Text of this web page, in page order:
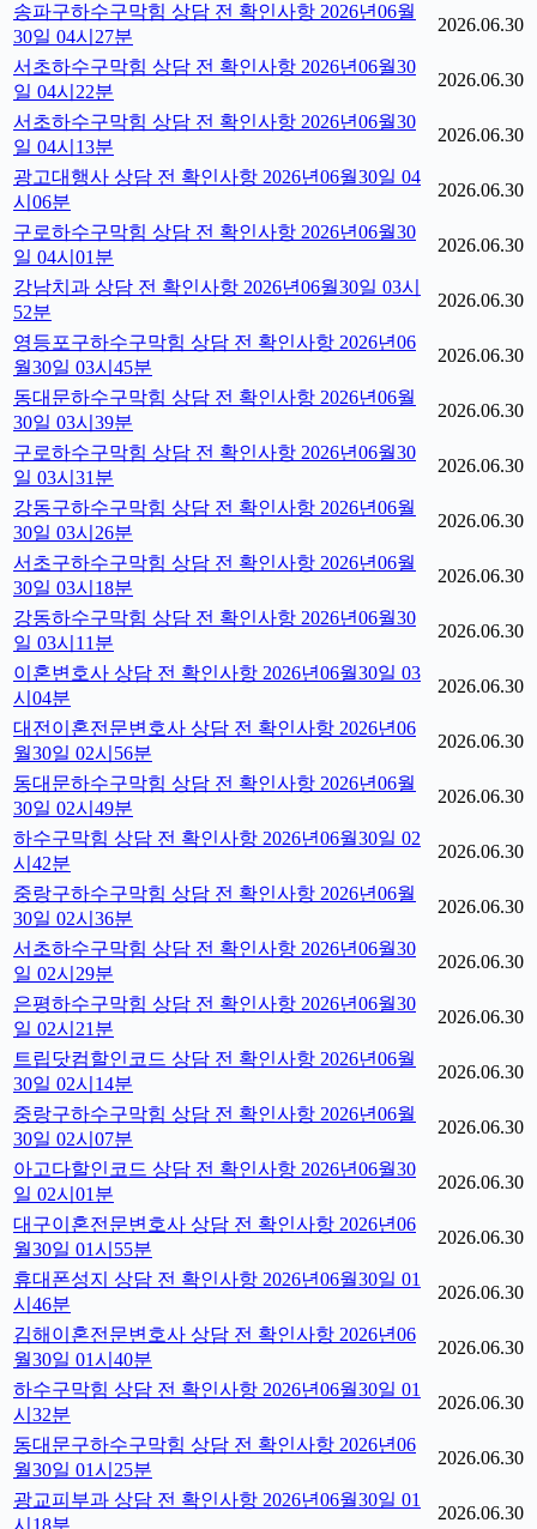
송파구하수구막힘 상담 전 확인사항 2026년06월
30일 04시27분
2026.06.30
서초하수구막힘 상담 전 확인사항 2026년06월30
일 04시22분
2026.06.30
서초하수구막힘 상담 전 확인사항 2026년06월30
일 04시13분
2026.06.30
광고대행사 상담 전 확인사항 2026년06월30일 04
시06분
2026.06.30
구로하수구막힘 상담 전 확인사항 2026년06월30
일 04시01분
2026.06.30
강남치과 상담 전 확인사항 2026년06월30일 03시
52분
2026.06.30
영등포구하수구막힘 상담 전 확인사항 2026년06
월30일 03시45분
2026.06.30
동대문하수구막힘 상담 전 확인사항 2026년06월
30일 03시39분
2026.06.30
구로하수구막힘 상담 전 확인사항 2026년06월30
일 03시31분
2026.06.30
강동구하수구막힘 상담 전 확인사항 2026년06월
30일 03시26분
2026.06.30
서초구하수구막힘 상담 전 확인사항 2026년06월
30일 03시18분
2026.06.30
강동하수구막힘 상담 전 확인사항 2026년06월30
일 03시11분
2026.06.30
이혼변호사 상담 전 확인사항 2026년06월30일 03
시04분
2026.06.30
대전이혼전문변호사 상담 전 확인사항 2026년06
월30일 02시56분
2026.06.30
동대문하수구막힘 상담 전 확인사항 2026년06월
30일 02시49분
2026.06.30
하수구막힘 상담 전 확인사항 2026년06월30일 02
시42분
2026.06.30
중랑구하수구막힘 상담 전 확인사항 2026년06월
30일 02시36분
2026.06.30
서초하수구막힘 상담 전 확인사항 2026년06월30
일 02시29분
2026.06.30
은평하수구막힘 상담 전 확인사항 2026년06월30
일 02시21분
2026.06.30
트립닷컴할인코드 상담 전 확인사항 2026년06월
30일 02시14분
2026.06.30
중랑구하수구막힘 상담 전 확인사항 2026년06월
30일 02시07분
2026.06.30
아고다할인코드 상담 전 확인사항 2026년06월30
일 02시01분
2026.06.30
대구이혼전문변호사 상담 전 확인사항 2026년06
월30일 01시55분
2026.06.30
휴대폰성지 상담 전 확인사항 2026년06월30일 01
시46분
2026.06.30
김해이혼전문변호사 상담 전 확인사항 2026년06
월30일 01시40분
2026.06.30
하수구막힘 상담 전 확인사항 2026년06월30일 01
시32분
2026.06.30
동대문구하수구막힘 상담 전 확인사항 2026년06
월30일 01시25분
2026.06.30
광교피부과 상담 전 확인사항 2026년06월30일 01
시18분
2026.06.30